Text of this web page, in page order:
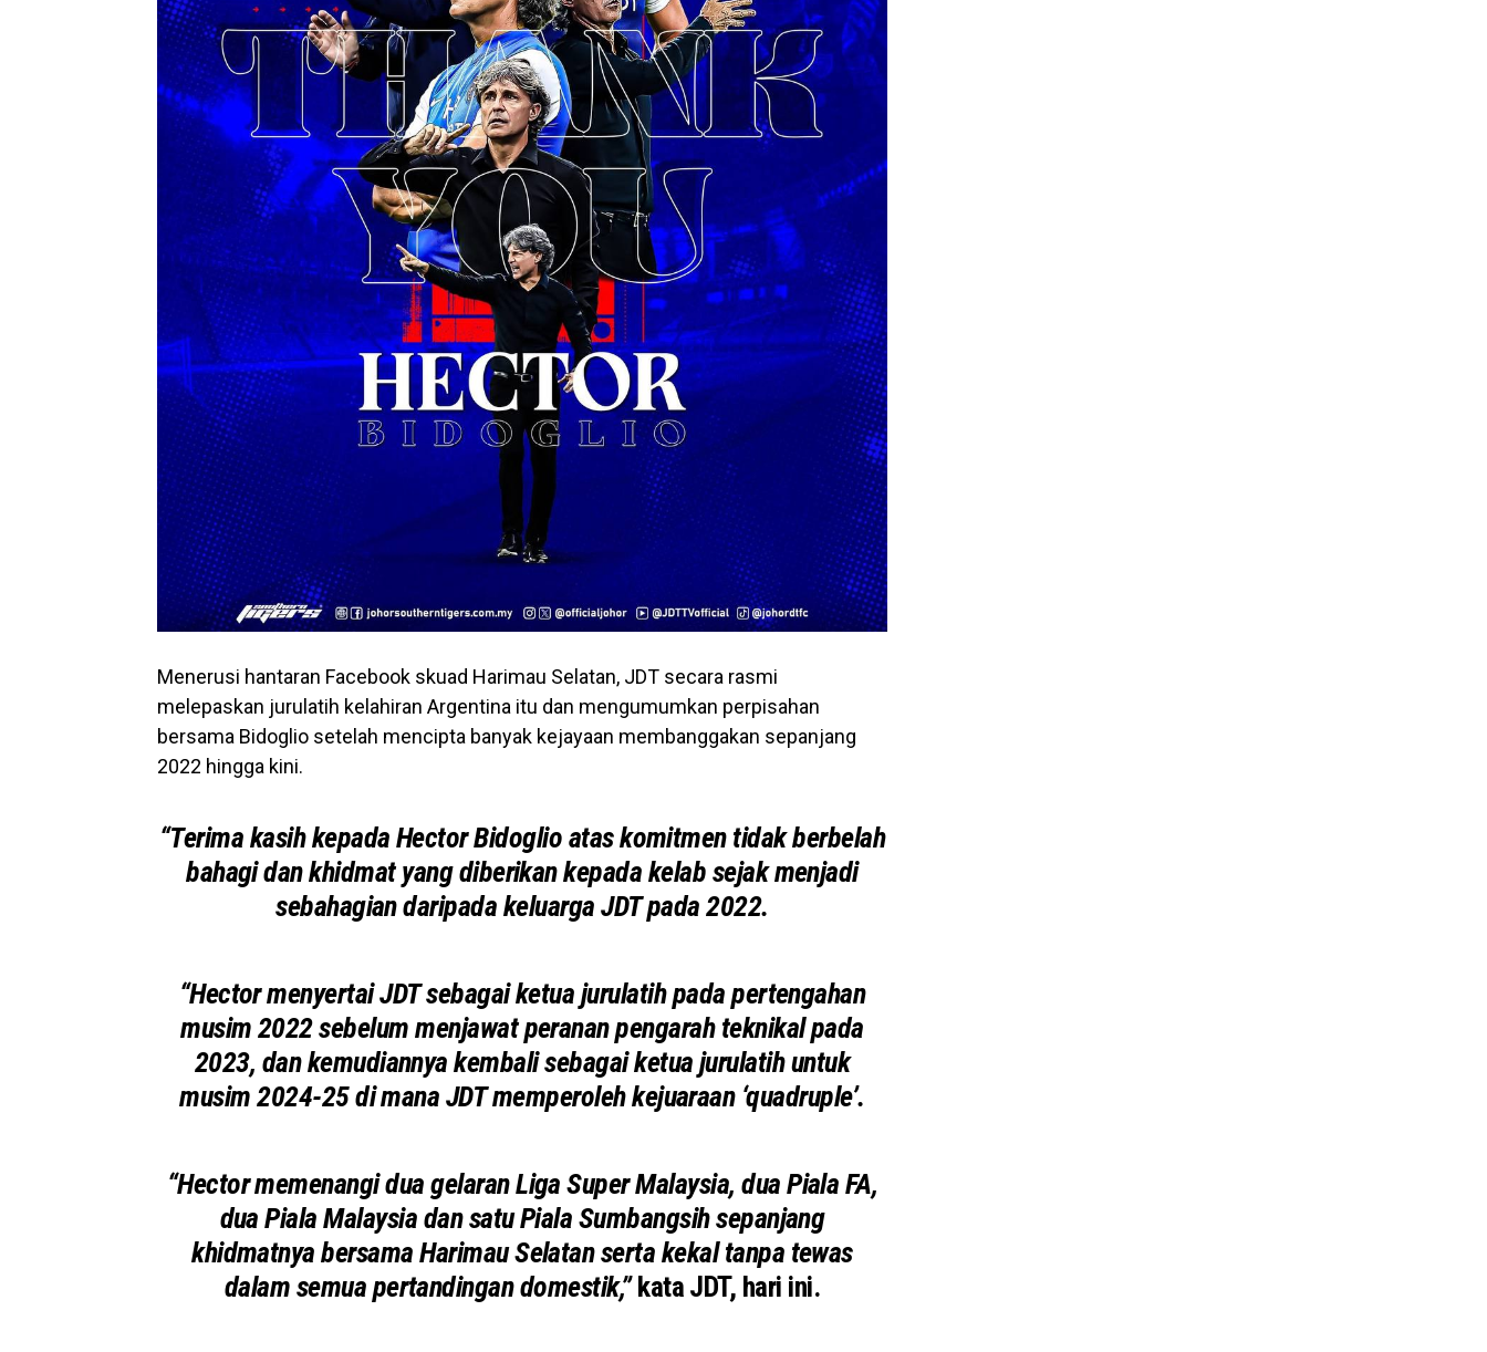
Menerusi hantaran Facebook skuad Harimau Selatan, JDT secara rasmi
melepaskan jurulatih kelahiran Argentina itu dan mengumumkan perpisahan
bersama Bidoglio setelah mencipta banyak kejayaan membanggakan sepanjang
2022 hingga kini.
“Terima kasih kepada Hector Bidoglio atas komitmen tidak berbelah
bahagi dan khidmat yang diberikan kepada kelab sejak menjadi
sebahagian daripada keluarga JDT pada 2022.
“Hector menyertai JDT sebagai ketua jurulatih pada pertengahan
musim 2022 sebelum menjawat peranan pengarah teknikal pada
2023, dan kemudiannya kembali sebagai ketua jurulatih untuk
musim 2024-25 di mana JDT memperoleh kejuaraan ‘quadruple’.
“Hector memenangi dua gelaran Liga Super Malaysia, dua Piala FA,
dua Piala Malaysia dan satu Piala Sumbangsih sepanjang
khidmatnya bersama Harimau Selatan serta kekal tanpa tewas
dalam semua pertandingan domestik,”kata JDT, hari ini.